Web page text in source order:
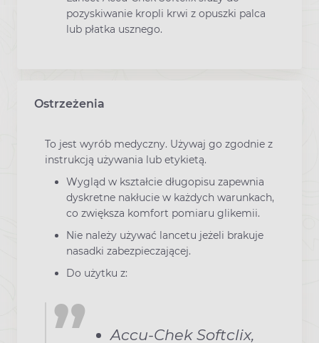
pozyskiwanie kropli krwi z opuszki palca
lub płatka usznego.
Ostrzeżenia
To jest wyrób medyczny. Używaj go zgodnie z
instrukcją używania lub etykietą.
Wygląd w kształcie długopisu zapewnia
dyskretne nakłucie w każdych warunkach,
co zwiększa komfort pomiaru glikemii.
Nie należy używać lancetu jeżeli brakuje
nasadki zabezpieczającej.
Do użytku z:
Accu-Chek Softclix,